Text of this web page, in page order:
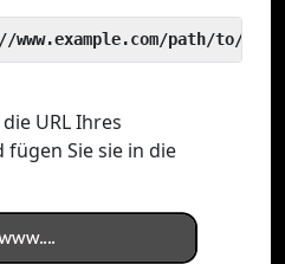
path/to/
URL Ihres
Sie sie in die